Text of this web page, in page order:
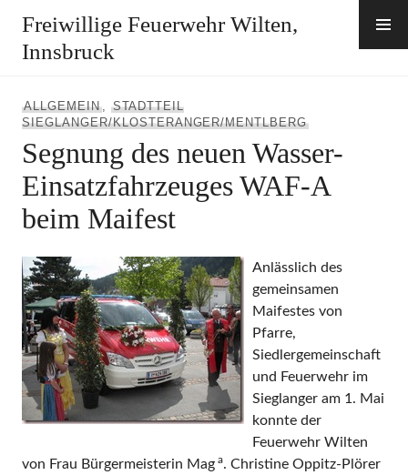
Inhalt
springen
Freiwillige Feuerwehr Wilten,
Innsbruck
ALLGEMEIN, STADTTEIL
SIEGLANGER/KLOSTERANGER/MENTLBERG
Segnung des neuen Wasser-
Einsatzfahrzeuges WAF-A
beim Maifest
Anlässlich des
gemeinsamen
Maifestes von
Pfarre,
Siedlergemeinschaft
und Feuerwehr im
Sieglanger am 1. Mai
konnte der
Feuerwehr Wilten
von Frau Bürgermeisterin Mag a. Christine Oppitz-Plörer